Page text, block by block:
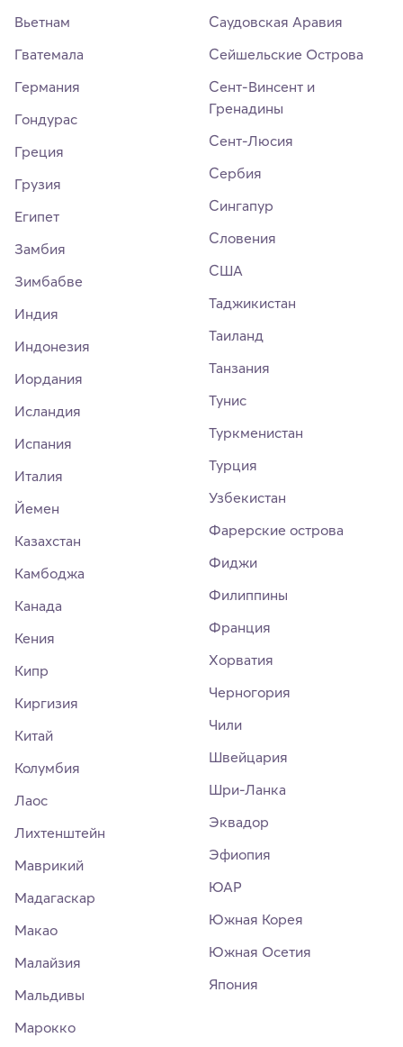
Вьетнам
Гватемала
Германия
Гондурас
Греция
Грузия
Египет
Замбия
Зимбабве
Индия
Индонезия
Иордания
Исландия
Испания
Италия
Йемен
Казахстан
Камбоджа
Канада
Кения
Кипр
Киргизия
Китай
Колумбия
Лаос
Лихтенштейн
Маврикий
Мадагаскар
Макао
Малайзия
Мальдивы
Марокко
Саудовская Аравия
Сейшельские Острова
Сент-Винсент и
Гренадины
Сент-Люсия
Сербия
Сингапур
Словения
США
Таджикистан
Таиланд
Танзания
Тунис
Туркменистан
Турция
Узбекистан
Фарерские острова
Фиджи
Филиппины
Франция
Хорватия
Черногория
Чили
Швейцария
Шри-Ланка
Эквадор
Эфиопия
ЮАР
Южная Корея
Южная Осетия
Япония